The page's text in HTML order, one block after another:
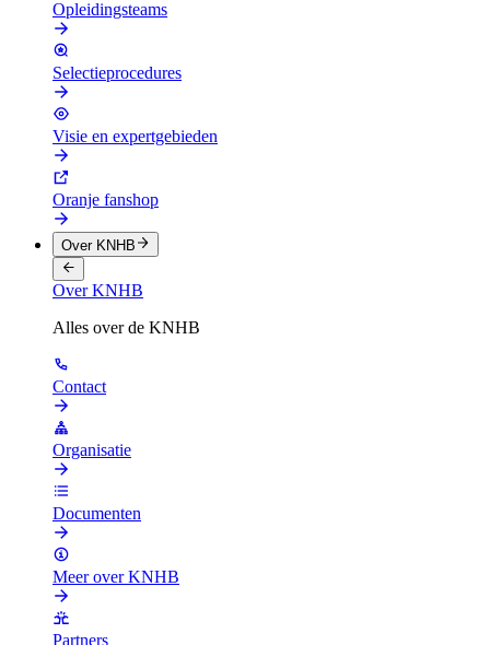
Opleidingsteams
Selectieprocedures
Visie en expertgebieden
Oranje fanshop
Over KNHB
Over KNHB
Alles over de KNHB
Contact
Organisatie
Documenten
Meer over KNHB
Partners